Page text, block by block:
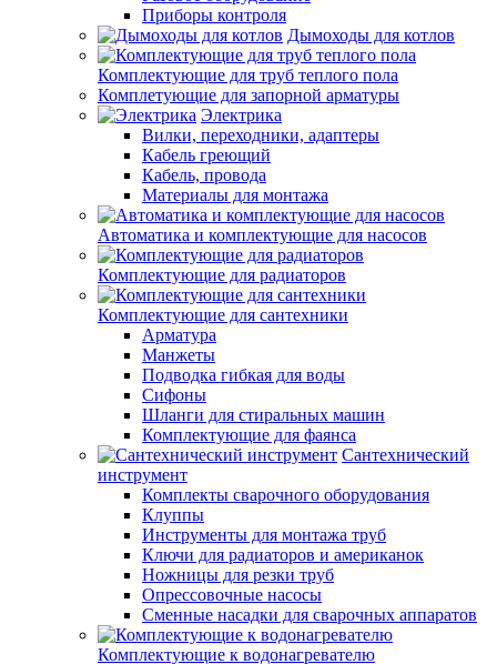
Приборы контроля
Дымоходы для котлов
Комплектующие для труб теплого пола
Комплетующие для запорной арматуры
Электрика
Вилки, переходники, адаптеры
Кабель греющий
Кабель, провода
Материалы для монтажа
Автоматика и комплектующие для насосов
Комплектующие для радиаторов
Комплектующие для сантехники
Арматура
Манжеты
Подводка гибкая для воды
Сифоны
Шланги для стиральных машин
Комплектующие для фаянса
Сантехнический
инструмент
Комплекты сварочного оборудования
Клуппы
Инструменты для монтажа труб
Ключи для радиаторов и американок
Ножницы для резки труб
Опрессовочные насосы
Сменные насадки для сварочных аппаратов
Комплектующие к водонагревателю